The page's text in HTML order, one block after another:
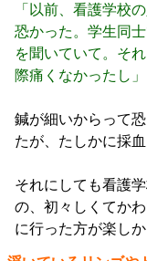
「以前、看護学校
恐かった。学生同
を聞いていて。そ
際痛くなかったし」
鍼が細いからって
たが、たしかに採
それにしても看護
の、初々しくてか
に行った方が楽しか